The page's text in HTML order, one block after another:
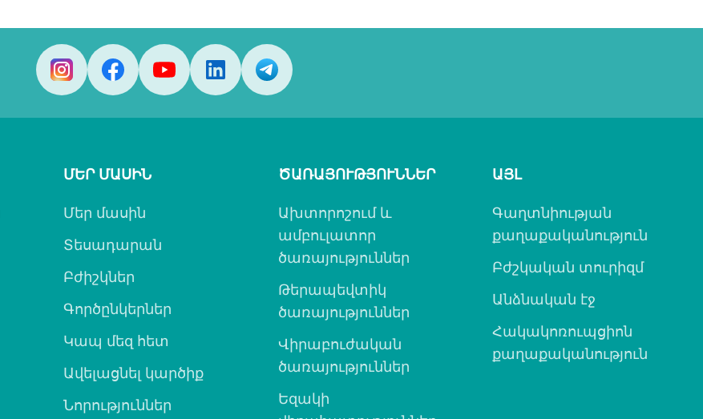
ՄԵՐ ՄԱՍԻՆ
Մեր մասին
Տեսադարան
Բժիշկներ
Գործընկերներ
Կապ մեզ հետ
Ավելացնել կարծիք
Նորություններ
ԾԱՌԱՅՈՒԹՅՈՒՆՆԵՐ
Ախտորոշում և
ամբուլատոր
ծառայություններ
Թերապեվտիկ
ծառայություններ
Վիրաբուժական
ծառայություններ
Եզակի
ԱՅԼ
Գաղտնիության
քաղաքականություն
Բժշկական տուրիզմ
Անձնական էջ
Հակակոռուպցիոն
քաղաքականություն